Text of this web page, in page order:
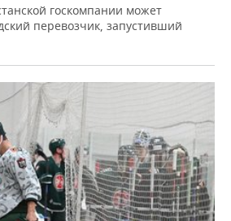
госкомпании может
перевозчик, запустивший